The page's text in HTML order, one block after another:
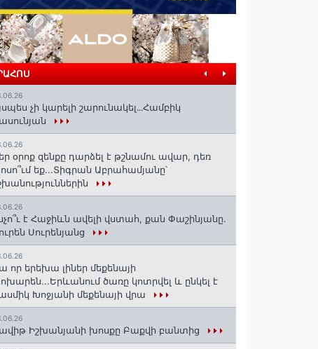
չի կարելի շարունակել․․․Համբիկ
օրոք զենքը դարձել է թշնամու ավար, դեռ
եք...Տիգրան Աբրահամյանը՝
է Հաջիևն ավելի վստահ, քան Փաշինյանը․
Սուրենյանց
որ երեխա լիներ մեքենայի
ծառը կոտրվել և ընկել է
Խոջյանի մեքենայի վրա
Իշխանյանի խոսքը Բաքվի բանտից